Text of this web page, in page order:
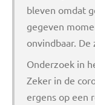
bleven omdat
gegeven
onvindbaar.
Onderzoek in
Zeker in de
ergens op een